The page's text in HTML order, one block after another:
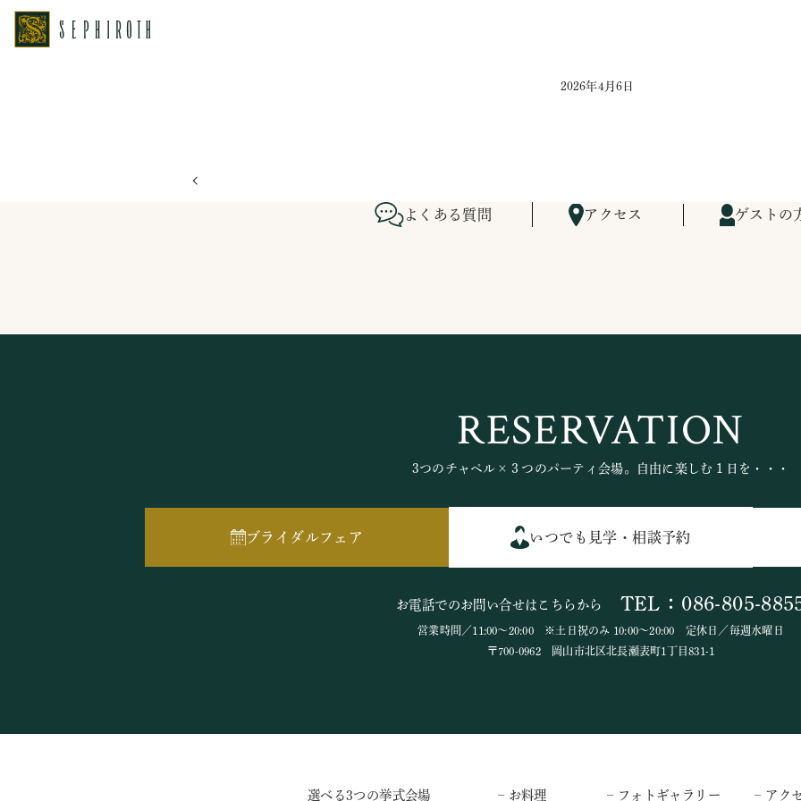
2026年4月6日
よくある質問 アクセス ゲストの
RESERVATION
3つのチャペル×３つのパーティ会場。自由に楽しむ１日を・・・
ブライダルフェア いつでも見学・相談予約
お電話でのお問い合せはこちらから TEL：086-805-
営業時間／11:00～20:00 ※土日祝のみ 10:00～20:00 定休日／毎週水曜日
〒700-0962 岡山市北区北長瀬表町1丁目831-1
選べる3つの挙式会場 – お料理 – フォトギャラリー – アク